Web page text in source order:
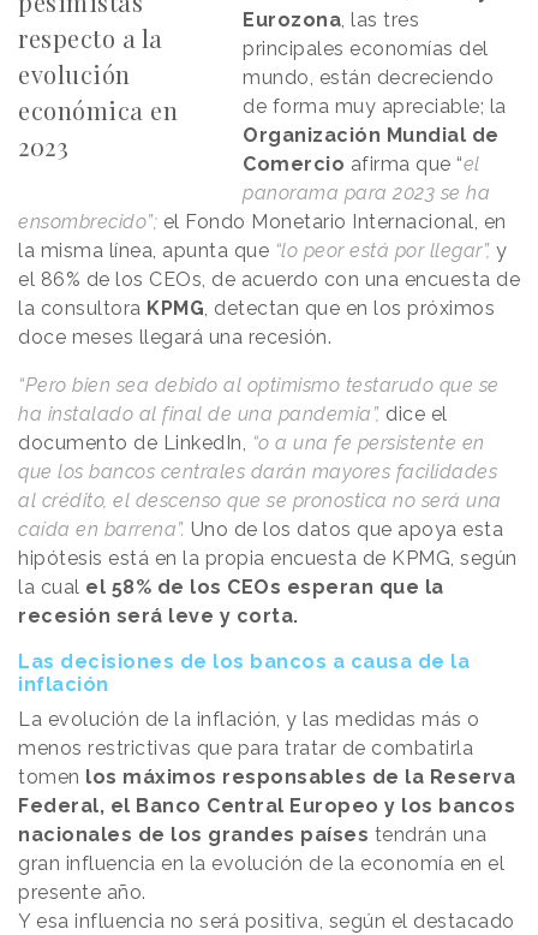
respecto a la
evolución
económica en
2023
Eurozona, las tres
principales economías del
mundo, están decreciendo
de forma muy apreciable; la
Organización Mundial de
Comercio afirma que “el
panorama para 2023 se ha
ensombrecido”; el Fondo Monetario Internacional, en
la misma línea, apunta que “lo peor está por llegar”, y
el 86% de los CEOs, de acuerdo con una encuesta de
la consultora KPMG, detectan que en los próximos
doce meses llegará una recesión.
“Pero bien sea debido al optimismo testarudo que se
ha instalado al final de una pandemia”, dice el
documento de LinkedIn, “o a una fe persistente en
que los bancos centrales darán mayores facilidades
al crédito, el descenso que se pronostica no será una
caída en barrena”. Uno de los datos que apoya esta
hipótesis está en la propia encuesta de KPMG, según
la cual el 58% de los CEOs esperan que la
recesión será leve y corta.
Las decisiones de los bancos a causa de la
inflación
La evolución de la inflación, y las medidas más o
menos restrictivas que para tratar de combatirla
tomen los máximos responsables de la Reserva
Federal, el Banco Central Europeo y los bancos
nacionales de los grandes países tendrán una
gran influencia en la evolución de la economía en el
presente año.
Y esa influencia no será positiva, según el destacado